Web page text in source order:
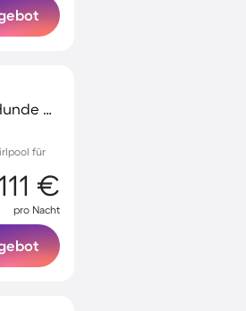
Ferienhaus mit Grill, Whirlpool und Sauna | Hunde erlaubt
für
€
pro Nacht